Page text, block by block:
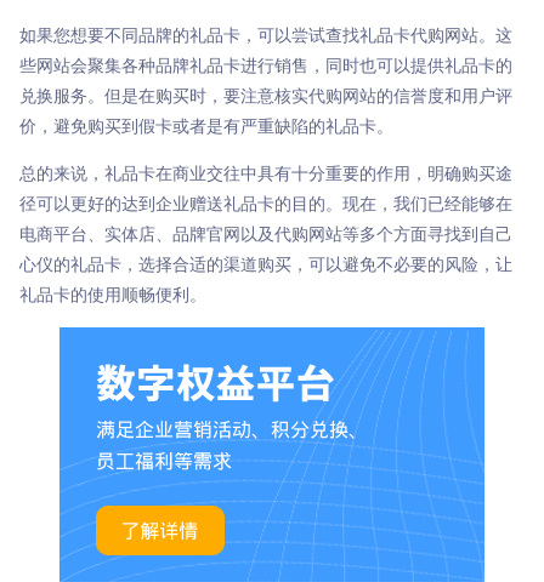
如果您想要不同品牌的礼品卡，可以尝试查找礼品卡代购网站。这
些网站会聚集各种品牌礼品卡进行销售，同时也可以提供礼品卡的
兑换服务。但是在购买时，要注意核实代购网站的信誉度和用户评
价，避免购买到假卡或者是有严重缺陷的礼品卡。
总的来说，礼品卡在商业交往中具有十分重要的作用，明确购买途
径可以更好的达到企业赠送礼品卡的目的。现在，我们已经能够在
电商平台、实体店、品牌官网以及代购网站等多个方面寻找到自己
心仪的礼品卡，选择合适的渠道购买，可以避免不必要的风险，让
礼品卡的使用顺畅便利。